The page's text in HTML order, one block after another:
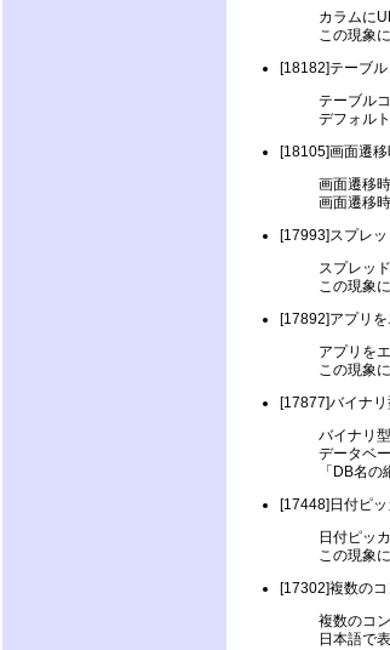
カラムに
この現象
[18182]テーブ
テーブル
デフォル
[18105]画面遷
画面遷移
画面遷移
[17993]スプレ
スプレッ
この現象
[17892]アプリ
アプリを
この現象
[17877]バイナ
バイナリ
データベ
「DB名
[17448]日付ピ
日付ピッ
この現象
[17302]複数の
複数のコ
日本語で